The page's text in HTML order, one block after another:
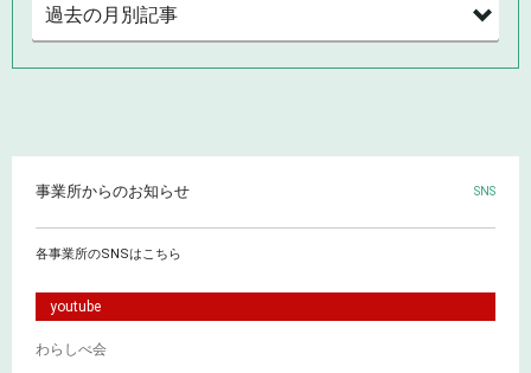
事業所からのお知らせ SNS
各事業所のSNSはこちら
youtube
わらしべ会